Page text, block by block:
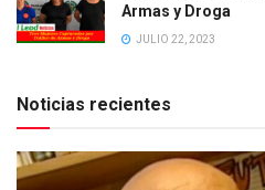
Armas y Droga
JULIO 22, 2023
Noticias recientes